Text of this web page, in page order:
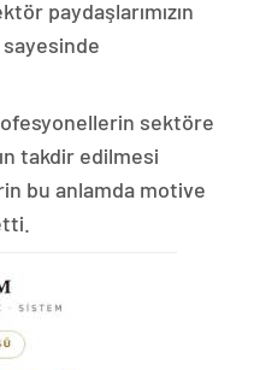
paydaşlarımızın
sayesinde
sektöre
takdir edilmesi
bu anlamda motive